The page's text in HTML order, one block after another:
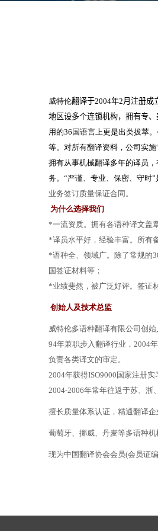
威特伦翻译于2004年2月注册成
地区设多个连锁机构，拥有专、
用的36国语言上更是出类拔萃
等。对所有翻译资料，公司实
拥有从事机械翻译多年的译员
务。“严谨、专业、保密、守时
业务签订质量保证合同。
为什么选择我们
*一流资质。拥有各语种译文盖
*译员水平好，经验丰富。所有
*语种全、领域广。除了常规的
国签证材料等；
*业绩斐然，被广泛好评。签证
创始人及技术总监
威特伦多语种翻译有限公司创
94年兼职步入翻译行业，2004
负责各类译文的审定。
2004年获得ISO9000国家注册实
2004-2006年常年往返于苏、浙
擅长质量体系认证，精通翻译
葡萄牙、挪威、丹麦等多语种
现为中国翻译协会会员(会员证